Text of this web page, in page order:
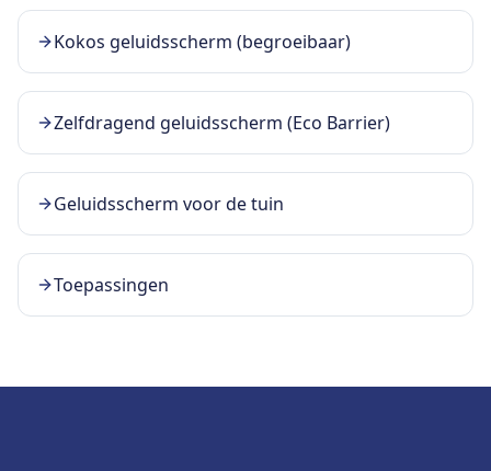
Kokos geluidsscherm (begroeibaar)
Zelfdragend geluidsscherm (Eco Barrier)
Geluidsscherm voor de tuin
Toepassingen